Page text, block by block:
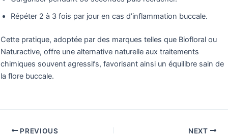
Répéter 2 à 3 fois par jour en cas d’inflammation buccale.
Cette pratique, adoptée par des marques telles que Biofloral ou
Naturactive, offre une alternative naturelle aux traitements
chimiques souvent agressifs, favorisant ainsi un équilibre sain de
la flore buccale.
PREVIOUS NEXT